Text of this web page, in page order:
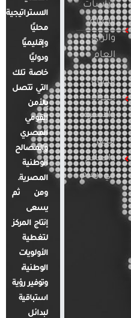
دراسات
الإعلام
والرأي
العام
قضايا
المرأة
والأسرة
مصر
والعالم
في أرقام
الاستراتيجية
محليًا
وإقليميًا
ودوليًا
خاصة تلك
التي تتصل
بالأمن
القومي
المصري
والمصالح
الوطنية
المصرية.
ومن ثم
يسعى
إنتاج المركز
لتغطية
الأولويات
الوطنية،
وتوفير رؤية
استباقية
لبدائل